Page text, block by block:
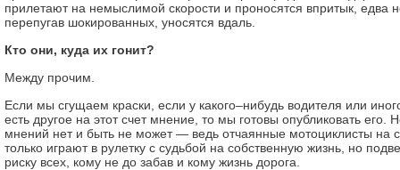
прилетают на немыслимой скорости и проносятся впритык, едва
перепугав шокированных, уносятся вдаль.
Кто они, куда их гонит?
Между прочим.
Если мы сгущаем краски, если у какого–нибудь водителя или
есть другое на этот счет мнение, то мы готовы опубликовать его.
мнений нет и быть не может — ведь отчаянные мотоциклисты на
только играют в рулетку с судьбой на собственную жизнь, но
риску всех, кому не до забав и кому жизнь дорога.